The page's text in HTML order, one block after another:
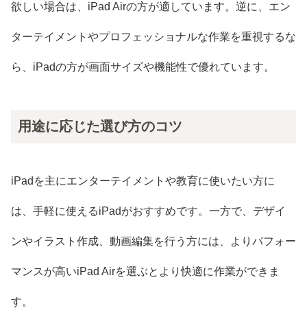
欲しい場合は、iPad Airの方が適しています。逆に、エン
ターテイメントやプロフェッショナルな作業を重視するな
ら、iPadの方が画面サイズや機能性で優れています。
用途に応じた選び方のコツ
iPadを主にエンターテイメントや教育に使いたい方に
は、手軽に使えるiPadがおすすめです。一方で、デザイ
ンやイラスト作成、動画編集を行う方には、よりパフォー
マンスが高いiPad Airを選ぶとより快適に作業ができま
す。